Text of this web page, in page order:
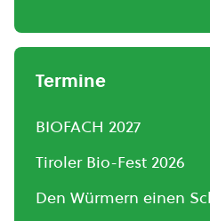
Termine
BIOFACH 2027
Tiroler Bio-Fest 2026
Den Würmern einen